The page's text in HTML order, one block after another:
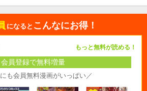
になると こんなにお得！
もっと無料が読める！
会員登録で無料増量
も会員無料漫画がいっぱい／